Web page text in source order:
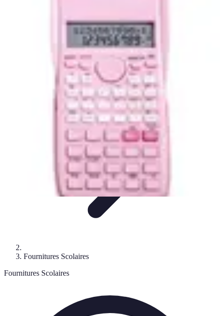
ÉducationBureau
Top Fournitures
Fournitures Scolaires
Fournitures Scolaires